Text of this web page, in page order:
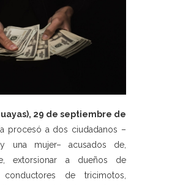
29 de septiembre de
procesó a dos ciudadanos –
una mujer– acusados de,
extorsionar a dueños de
de tricimotos,